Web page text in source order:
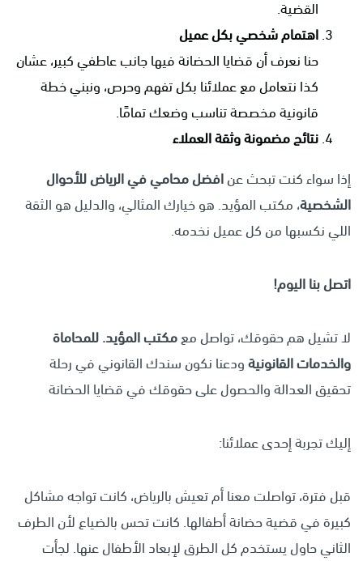
القضية.
اهتمام شخصي بكل عميل
حنا نعرف أن قضايا الحضانة فيها جانب عاطفي كبير، عشان
كذا نتعامل مع عملائنا بكل تفهم وحرص، ونبني خطة
قانونية مخصصة تناسب وضعك تمامًا.
نتائج مضمونة وثقة العملاء
إذا سواء كنت تبحث عنافضل محامي في الرياض للأحوال
الشخصية، مكتب المؤيد. هو خيارك المثالي، والدليل هو الثقة
اللي نكسبها من كل عميل نخدمه.
اتصل بنا اليوم!
لا تشيل هم حقوقك، تواصل معمكتب المؤيد. للمحاماة
والخدمات القانونيةودعنا نكون سندك القانوني في رحلة
تحقيق العدالة والحصول على حقوقك في قضايا الحضانة
إليك تجربة إحدى عملائنا:
قبل فترة، تواصلت معنا أم تعيش بالرياض، كانت تواجه مشاكل
كبيرة في قضية حضانة أطفالها. كانت تحس بالضياع لأن الطرف
الثاني حاول يستخدم كل الطرق لإبعاد الأطفال عنها. لجأت